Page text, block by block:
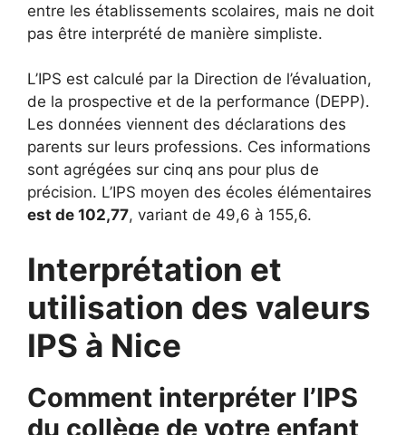
entre les établissements scolaires, mais ne doit
pas être interprété de manière simpliste.
L’IPS est calculé par la Direction de l’évaluation,
de la prospective et de la performance (DEPP).
Les données viennent des déclarations des
parents sur leurs professions. Ces informations
sont agrégées sur cinq ans pour plus de
précision. L’IPS moyen des écoles élémentaires
est de 102,77, variant de 49,6 à 155,6.
Interprétation et
utilisation des valeurs
IPS à Nice
Comment interpréter l’IPS
du collège de votre enfant